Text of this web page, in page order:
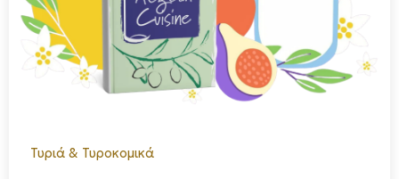
Τυριά & Τυροκομικά